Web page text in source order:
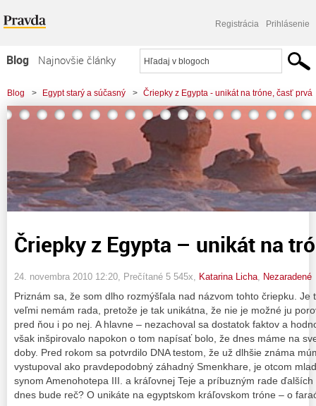
Registrácia Prihlásenie
Blog
Najnovšie články
Najčítanejšie články
Najkomentovanejšie články
Komerčné blogy
Blog > Egypt starý a súčasný > Čriepky z Egypta - unikát na tróne, časť prvá
Čriepky z Egypta – unikát na
24. novembra 2010 12:20 , Prečítané 5 545x, Katarina Licha Nezaradené
Priznám sa, že som dlho rozmýšľala nad názvom tohto čriepku. Je
veľmi nemám rada, pretože je tak unikátna, že nie je možné ju
pred ňou i po nej. A hlavne – nezachoval sa dostatok faktov a
však inšpirovalo napokon o tom napísať bolo, že dnes máme na
doby. Pred rokom sa potvrdilo DNA testom, že už dlhšie známa
vystupoval ako pravdepodobný záhadný Smenkhare, je otcom
synom Amenohotepa III. a kráľovnej Teje a príbuzným rade
dnes bude reč? O unikáte na egyptskom kráľovskom tróne – o